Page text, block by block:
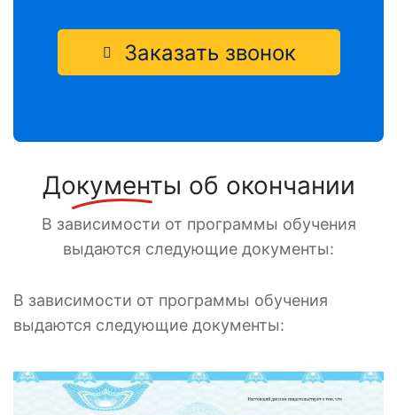
Заказать звонок
Документы об окончании
В зависимости от программы обучения
выдаются следующие документы:
В зависимости от программы обучения
выдаются следующие документы: